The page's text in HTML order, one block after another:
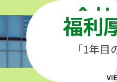
会
「失敗を
中里工務
福利
「1年目